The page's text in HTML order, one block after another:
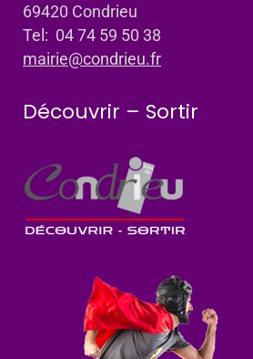
69420 Condrieu
Tel: 04 74 59 50 38
mairie@condrieu.fr
Découvrir – Sortir